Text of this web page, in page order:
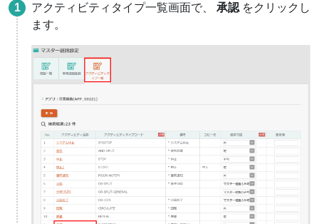
アクティビティタイプ一覧画面で、 承認 をクリックし
ます。